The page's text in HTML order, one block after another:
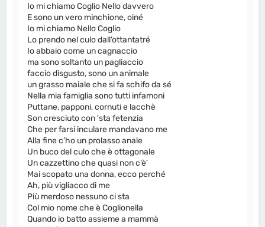
Io mi chiamo Coglio Nello davvero
E sono un vero minchione, oiné
Io mi chiamo Nello Coglio
Lo prendo nel culo dall’ottantatré
Io abbaio come un cagnaccio
ma sono soltanto un pagliaccio
faccio disgusto, sono un animale
un grasso maiale che si fa schifo da sé
Nella mia famiglia sono tutti infamoni
Puttane, papponi, cornuti e lacchè
Son cresciuto con 'sta fetenzia
Che per farsi inculare mandavano me
Alla fine c’ho un prolasso anale
Un buco del culo che è ottagonale
Un cazzettino che quasi non c’è'
Mai scopato una donna, ecco perché
Ah, più vigliacco di me
Più merdoso nessuno ci sta
Col mio nome che è Coglionella
Quando io batto assieme a mammà